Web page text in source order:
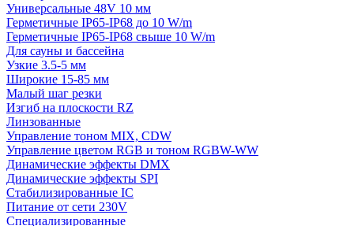
Универсальные 48V 10 мм
Герметичные IP65-IP68 до 10 W/m
Герметичные IP65-IP68 свыше 10 W/m
Для сауны и бассейна
Узкие 3.5-5 мм
Широкие 15-85 мм
Малый шаг резки
Изгиб на плоскости RZ
Линзованные
Управление тоном MIX, CDW
Управление цветом RGB и тоном RGBW-WW
Динамические эффекты DMX
Динамические эффекты SPI
Стабилизированные IC
Питание от сети 230V
Специализированные